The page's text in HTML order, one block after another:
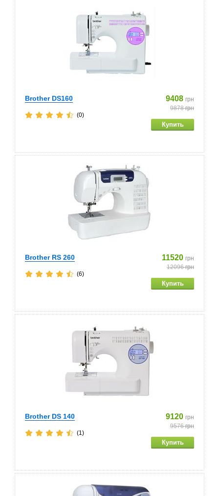
Brother DS160 9408 грн
9878грн
(0)
Brother RS 260 11520 грн
12096грн
(6)
Brother DS 140 9120 грн
9576грн
(1)